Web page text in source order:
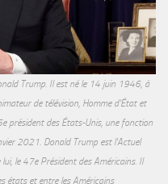
Trump. Il est né le 14 juin 1946, à
de télévision, Homme d'État et
président des États-Unis, une fonction
2021. Donald Trump est l'Actuel
le 47e Président des Américains. Il
états et entre les Américains